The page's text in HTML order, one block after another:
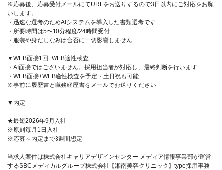
※応募後、応募受付メールにてURLをお送りするので3日以内にご対応をお願
いします。
・迅速な選考のためAIシステムを導入した書類選考です
・所要時間は5〜10分程度/24時間受付
・服装や身だしなみは合否に一切影響しません
▼WEB面接1回+WEB適性検査
・AI面接ではございません。採用担当者が対応し、最終判断を行います
・WEB面接+WEB適性検査を予定・土日祝も可能
※事前に履歴書と職務経歴書をメールでお送りください
▼内定
★最短2026年9月入社
※原則毎月1日入社
※応募～内定まで3週間想定
------
当求人案件は株式会社キャリアデザインセンター メディア情報事業部が運営
するSBCメディカルグループ株式会社【湘南美容クリニック】type採用事務